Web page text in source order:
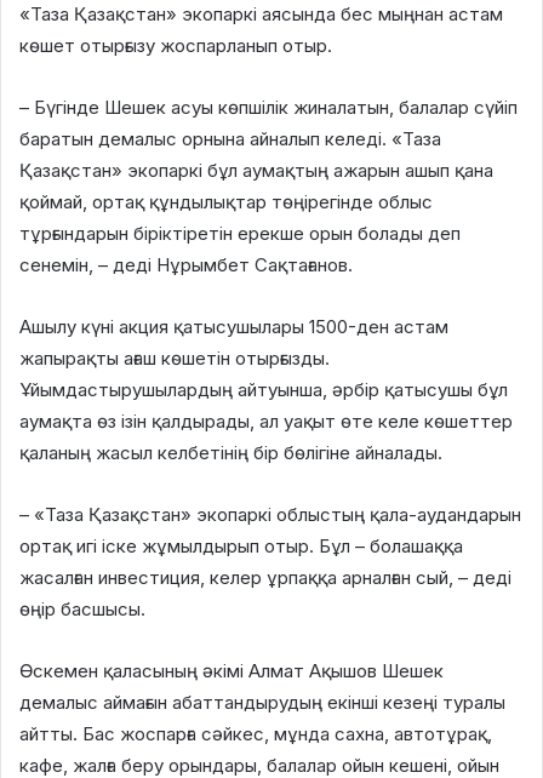
«Таза Қазақстан» экопаркі аясында бес мыңнан астам
көшет отырғызу жоспарланып отыр.
– Бүгінде Шешек асуы көпшілік жиналатын, балалар сүйіп
баратын демалыс орнына айналып келеді. «Таза
Қазақстан» экопаркі бұл аумақтың ажарын ашып қана
қоймай, ортақ құндылықтар төңірегінде облыс
тұрғындарын біріктіретін ерекше орын болады деп
сенемін, – деді Нұрымбет Сақтағанов.
Ашылу күні акция қатысушылары 1500-ден астам
жапырақты ағаш көшетін отырғызды.
Ұйымдастырушылардың айтуынша, әрбір қатысушы бұл
аумақта өз ізін қалдырады, ал уақыт өте келе көшеттер
қаланың жасыл келбетінің бір бөлігіне айналады.
– «Таза Қазақстан» экопаркі облыстың қала-аудандарын
ортақ игі іске жұмылдырып отыр. Бұл – болашаққа
жасалған инвестиция, келер ұрпаққа арналған сый, – деді
өңір басшысы.
Өскемен қаласының әкімі Алмат Ақышов Шешек
демалыс аймағын абаттандырудың екінші кезеңі туралы
айтты. Бас жоспарға сәйкес, мұнда сахна, автотұрақ,
кафе, жалға беру орындары, балалар ойын кешені, ойын